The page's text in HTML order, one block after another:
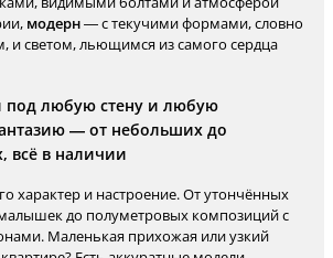
модерн— с текучими формами, словно
и светом, льющимся из самого сердца
под любую стену и любую
— от небольших до
всё в наличии
характер и настроение. От утончённых
до полуметровых композиций с
Маленькая прихожая или узкий